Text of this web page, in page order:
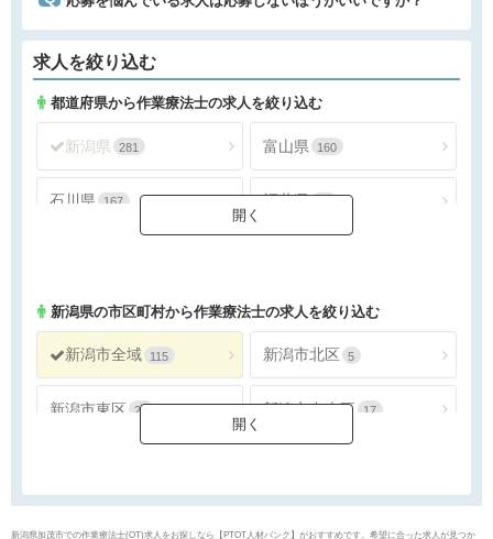
求人を絞り込む
都道府県から作業療法士の求人を絞り込む
新潟県 281 富山県 160
石川県 167 福井県
新潟県の市区町村から作業療法士の求人を絞り込む
新潟市全域 115 新潟市北区 5
新潟市東区 22 新潟市中央区 17
新潟県加茂市での作業療法士(OT)求人をお探しなら【PTOT人材バンク】がおすすめです。希望に合った求人が見つか